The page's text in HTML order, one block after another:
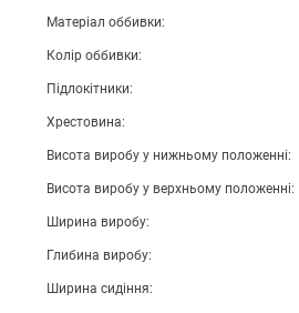
Матеріал оббивки:
Колір оббивки:
Підлокітники:
Хрестовина:
Висота виробу у нижньому положенні:
Висота виробу у верхньому положенні:
Ширина виробу:
Глибина виробу:
Ширина сидіння: